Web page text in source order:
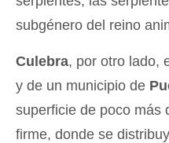
subgénero del reino
Culebra, por otro lado,
y de un municipio de
superficie de poco más
firme, donde se